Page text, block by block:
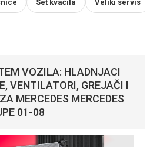
Set kvačila Veliki servis
VOZILA: HLADNJACI
VENTILATORI, GREJAČI I
MERCEDES MERCEDES
01-08